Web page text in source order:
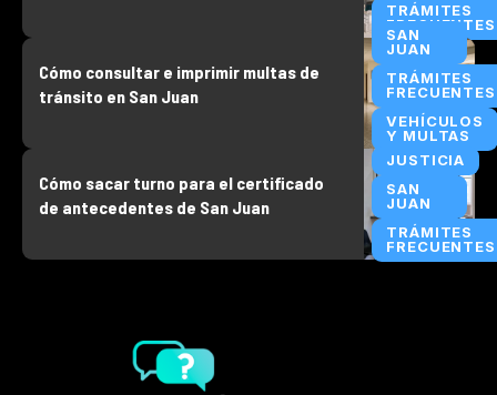
TRÁMITES
FRECUENTES
SAN
JUAN
TRÁMITES
FRECUENTES
VEHÍCULOS
Y MULTAS
Cómo consultar e imprimir multas de
tránsito en San Juan
JUSTICIA
SAN
JUAN
TRÁMITES
FRECUENTES
Cómo sacar turno para el certificado
de antecedentes de San Juan